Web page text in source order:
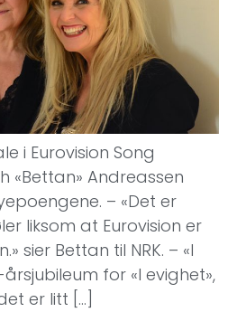
i Eurovision Song
«Bettan» Andreassen
– «Det er
liksom at Eurovision er
sier Bettan til NRK. – «I
for «I evighet»,
er litt […]